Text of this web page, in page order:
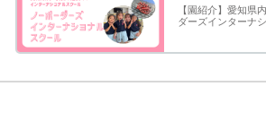
【園紹介】愛知県
ダーズインターナ